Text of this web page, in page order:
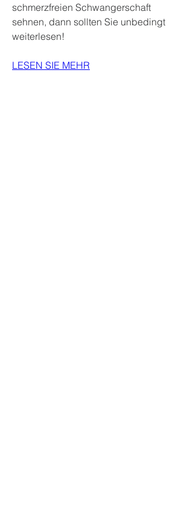
schmerzfreien Schwangerschaft
sehnen, dann sollten Sie unbedingt
weiterlesen!
LESEN SIE MEHR